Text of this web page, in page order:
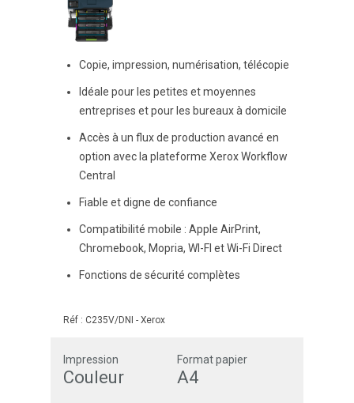
Copie, impression, numérisation, télécopie
Idéale pour les petites et moyennes
entreprises et pour les bureaux à domicile
Accès à un flux de production avancé en
option avec la plateforme Xerox Workflow
Central
Fiable et digne de confiance
Compatibilité mobile : Apple AirPrint,
Chromebook, Mopria, WI-FI et Wi-Fi Direct
Fonctions de sécurité complètes
Réf : C235V/DNI - Xerox
Impression
Couleur
Format papier
A4